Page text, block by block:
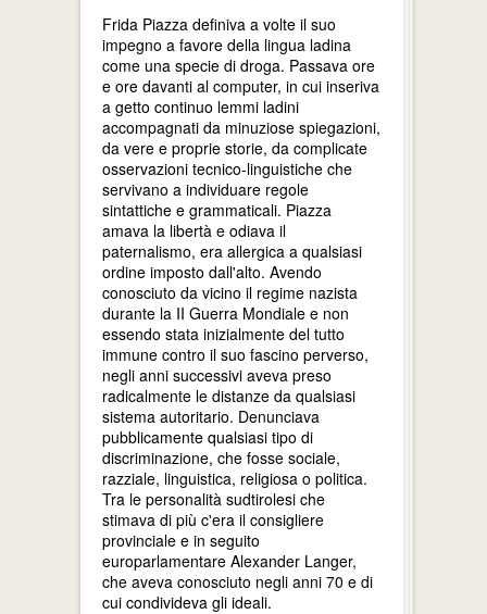
Frida Piazza definiva a volte il suo
impegno a favore della lingua ladina
come una specie di droga. Passava ore
e ore davanti al computer, in cui inseriva
a getto continuo lemmi ladini
accompagnati da minuziose spiegazioni,
da vere e proprie storie, da complicate
osservazioni tecnico-linguistiche che
servivano a individuare regole
sintattiche e grammaticali. Piazza
amava la libertà e odiava il
paternalismo, era allergica a qualsiasi
ordine imposto dall'alto. Avendo
conosciuto da vicino il regime nazista
durante la II Guerra Mondiale e non
essendo stata inizialmente del tutto
immune contro il suo fascino perverso,
negli anni successivi aveva preso
radicalmente le distanze da qualsiasi
sistema autoritario. Denunciava
pubblicamente qualsiasi tipo di
discriminazione, che fosse sociale,
razziale, linguistica, religiosa o politica.
Tra le personalità sudtirolesi che
stimava di più c'era il consigliere
provinciale e in seguito
europarlamentare Alexander Langer,
che aveva conosciuto negli anni 70 e di
cui condivideva gli ideali.